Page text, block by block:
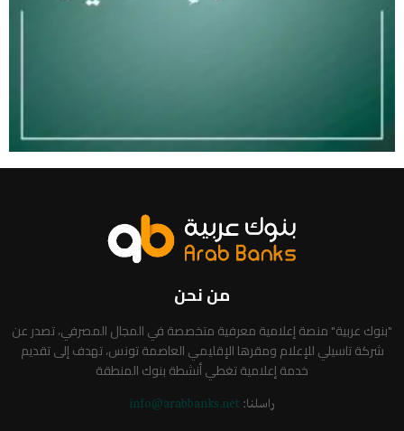
من نحن
"بنوك عربية" منصة إعلامية معرفية متخصصة في المجال المصرفي، تصدر عن
شركة تاسيلي للإعلام ومقرها الإقليمي العاصمة تونس، تهدف إلى تقديم
خدمة إعلامية تغطي أنشطة بنوك المنطقة
راسلنا: info@arabbanks.net